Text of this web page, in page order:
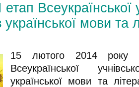
етап Всеукраїнської
української мови та
15 лютого 2014 року
Всеукраїнської
української мови та